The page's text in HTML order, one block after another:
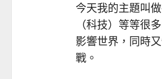
今天我的主題叫
（科技）等等很
影響世界，同時
戰。